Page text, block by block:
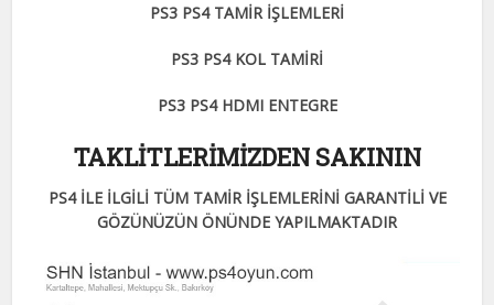
PS3 PS4 TAMİR İŞLEMLERİ
PS3 PS4 KOL TAMİRİ
PS3 PS4 HDMI ENTEGRE
TAKLİTLERİMİZDEN SAKININ
PS4 İLE İLGİLİ TÜM TAMİR İŞLEMLERİNİ GARANTİLİ VE
GÖZÜNÜZÜN ÖNÜNDE YAPILMAKTADIR